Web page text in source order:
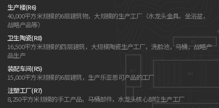
生产楼(R6)
40,000平方米规模的6层建筑物，大规模的生产工厂（水龙头金具，坐浴盆，
战略产品等）
卫生陶瓷(R8)
16,500平方米规模的四层建筑，大规模陶瓷生产工厂，洗脸池，马桶，战略产
品生产
装配车间(R5)
15,000平方米规模的6层建筑，生产乐亚恩可产品的工厂
注塑工厂(R7)
8,250平方米规模的手工产品，马桶部件，水龙头核心部位生产工厂